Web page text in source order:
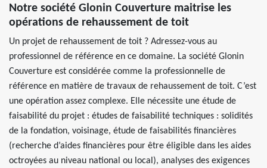
Notre société Glonin Couverture maitrise les
opérations de rehaussement de toit
Un projet de rehaussement de toit ? Adressez-vous au
professionnel de référence en ce domaine. La société Glonin
Couverture est considérée comme la professionnelle de
référence en matière de travaux de rehaussement de toit. C’est
une opération assez complexe. Elle nécessite une étude de
faisabilité du projet : études de faisabilité techniques : solidités
de la fondation, voisinage, étude de faisabilités financières
(recherche d’aides financières pour être éligible dans les aides
octroyées au niveau national ou local), analyses des exigences